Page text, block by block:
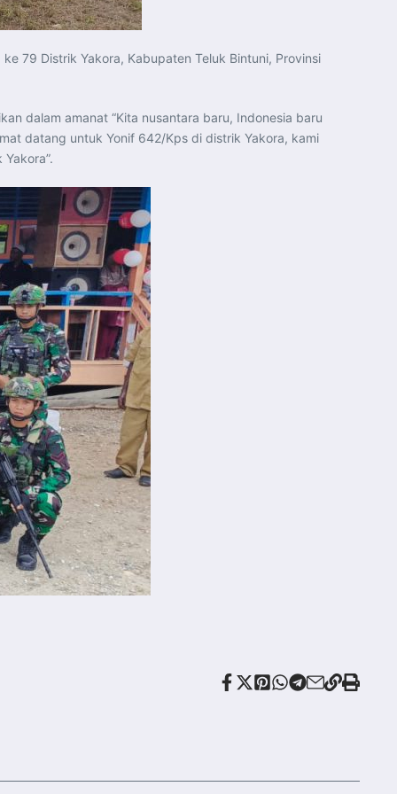
79 Distrik Yakora, Kabupaten Teluk Bintuni, Provinsi
dalam amanat “Kita nusantara baru, Indonesia baru
datang untuk Yonif 642/Kps di distrik Yakora, kami